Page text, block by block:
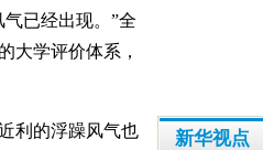
已经出现。”全
大学评价体系，
利的浮躁风气也
新华视点